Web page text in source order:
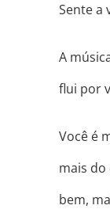
Sente a
A
flui por
Você é
mais do
bem,